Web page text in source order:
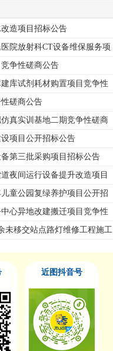
造项目招标公告
院放射科CT设备维保服务项
争性磋商公告
库试剂耗材购置项目竞争性
磋商公告
真实训基地二期竞争性磋商
项目公开招标公告
第三批采购项目招标公告
夜间运行设备提升改造项目
童公园复绿养护项目公开招
心异地改建搬迁项目竞争性
未移交站点路灯维修工程施工
近图抖音号